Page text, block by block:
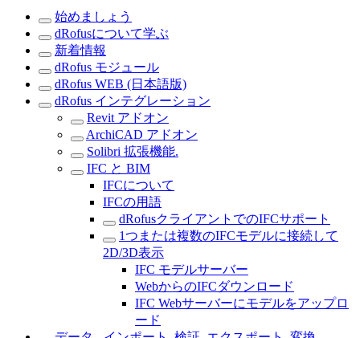
始めましょう
dRofusについて学ぶ
新着情報
dRofus モジュール
dRofus WEB (日本語版)
dRofus インテグレーション
Revit アドオン
ArchiCAD アドオン
Solibri 拡張機能.
IFC と BIM
IFCについて
IFCの用語
dRofusクライアントでのIFCサポート
1つまたは複数のIFCモデルに接続して
2D/3D表示
IFC モデルサーバー
WebからのIFCダウンロード
IFC Webサーバーにモデルをアップロ
ード